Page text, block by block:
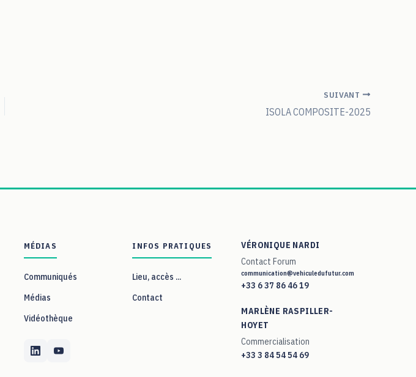
SUIVANT
ISOLA COMPOSITE-2025
MÉDIAS
Communiqués
Médias
Vidéothèque
INFOS PRATIQUES
Lieu, accès ...
Contact
VÉRONIQUE NARDI
Contact Forum
communication@vehiculedufutur.com
+33 6 37 86 46 19
MARLÈNE RASPILLER-
HOYET
Commercialisation
+33 3 84 54 54 69